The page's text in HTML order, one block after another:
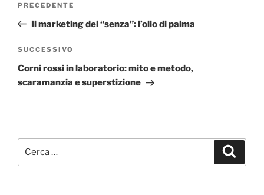
Articolo
precedente:
PRECEDENTE
Il marketing del “senza”: l’olio di palma
Articolo
successivo
SUCCESSIVO
Corni rossi in laboratorio: mito e metodo,
scaramanzia e superstizione